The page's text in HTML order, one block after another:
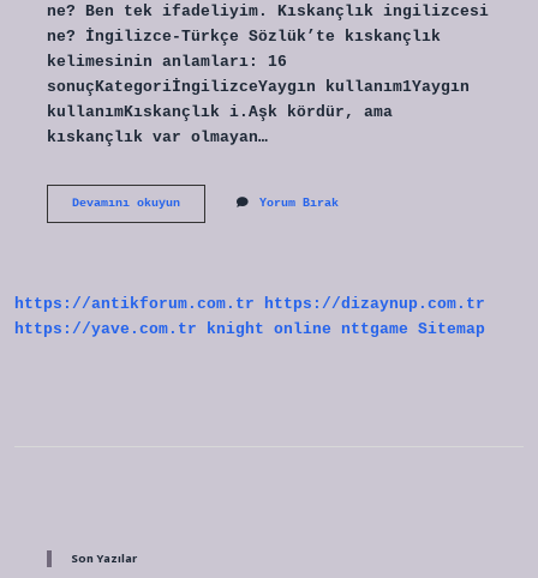
ne? Ben tek ifadeliyim. Kıskançlık ingilizcesi
ne? İngilizce-Türkçe Sözlük’te kıskançlık
kelimesinin anlamları: 16
sonuçKategoriİngilizceYaygın kullanım1Yaygın
kullanımKıskançlık i.Aşk kördür, ama
kıskançlık var olmayan…
Devamını okuyunSuçum
Yorum Bırak
https://antikforum.com.tr
https://dizaynup.com.tr
https://yave.com.tr
knight online nttgame Sitemap
Son Yazılar